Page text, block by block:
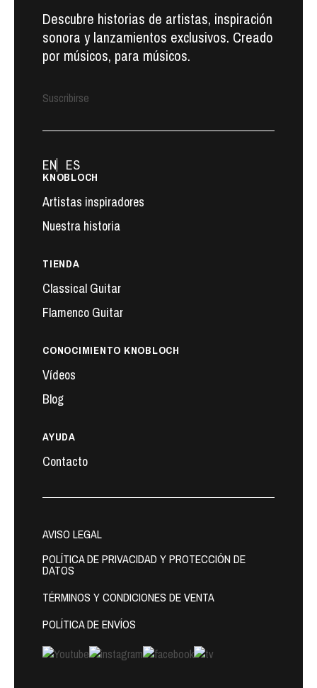
Descubre historias de artistas, inspiración
sonora y lanzamientos exclusivos. Creado
por músicos, para músicos.
Suscribirse
KNOBLOCH
Artistas inspiradores
Nuestra historia
TIENDA
Classical Guitar
Flamenco Guitar
CONOCIMIENTO KNOBLOCH
Vídeos
Blog
AYUDA
Contacto
EN ES
AVISO LEGAL
POLÍTICA DE PRIVACIDAD Y PROTECCIÓN DE
DATOS
TÉRMINOS Y CONDICIONES DE VENTA
POLÍTICA DE ENVÍOS